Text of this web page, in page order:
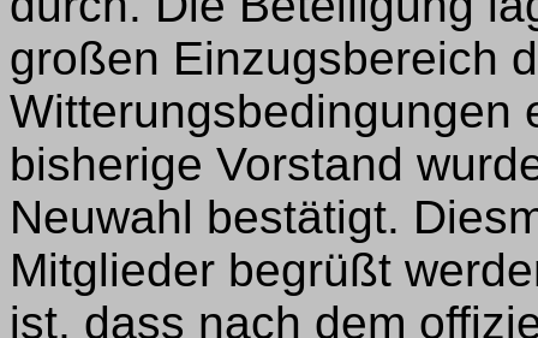
großen Einzugsbereich
Witterungsbedingungen
bisherige Vorstand
Neuwahl bestätigt.
Mitglieder begrüßt
ist, dass nach dem